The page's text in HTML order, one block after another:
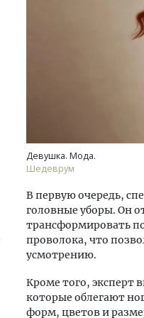
Девушка. Мода.
Шедеврум
В первую очередь,
головные уборы. Он
трансформировать
проволока, что
усмотрению.
Кроме того, эксперт
которые облегают
форм, цветов и